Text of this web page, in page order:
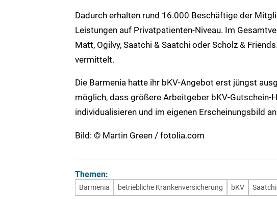
Dadurch erhalten rund 16.000 Beschäftige der
Leistungen auf Privatpatienten-Niveau. Im
Matt, Ogilvy, Saatchi & Saatchi oder Scholz &
vermittelt.
Die Barmenia hatte ihr bKV-Angebot erst jüngst
möglich, dass größere Arbeitgeber bKV-
individualisieren und im eigenen Erscheinungsbild
Bild: © Martin Green / fotolia.com
Themen:
Barmenia betriebliche Krankenversicherung bKV